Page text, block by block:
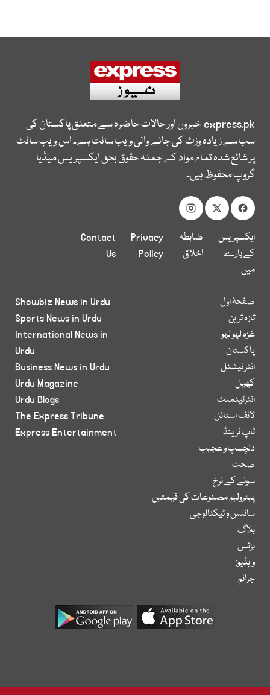
express.pkخبروں اور حالات حاضرہ سے متعلق پاکستان کی
سب سے زیادہ وزٹ کی جانے والی ویب سائٹ ہے۔ اس ویب سائٹ
پر شائع شدہ تمام مواد کے جملہ حقوق بحق ایکسپریس میڈیا
گروپ محفوظ ہیں۔
ایکسپریس
کے بارے
میں
ضابطہ
اخلاق
Privacy
Policy
Contact
Us
صفحۂ اول
تازہ ترین
غزہ لہو لہو
پاکستان
انٹر نیشنل
کھیل
انٹرٹینمنٹ
لائف اسٹائل
ٹاپ ٹرینڈ
دلچسپ و عجیب
صحت
سونے کے نرخ
پیٹرولیم مصنوعات کی قیمتیں
سائنس و ٹیکنالوجی
بلاگ
بزنس
ویڈیوز
جرائم
Showbiz News in Urdu
Sports News in Urdu
International News in
Urdu
Business News in Urdu
Urdu Magazine
Urdu Blogs
The Express Tribune
Express Entertainment